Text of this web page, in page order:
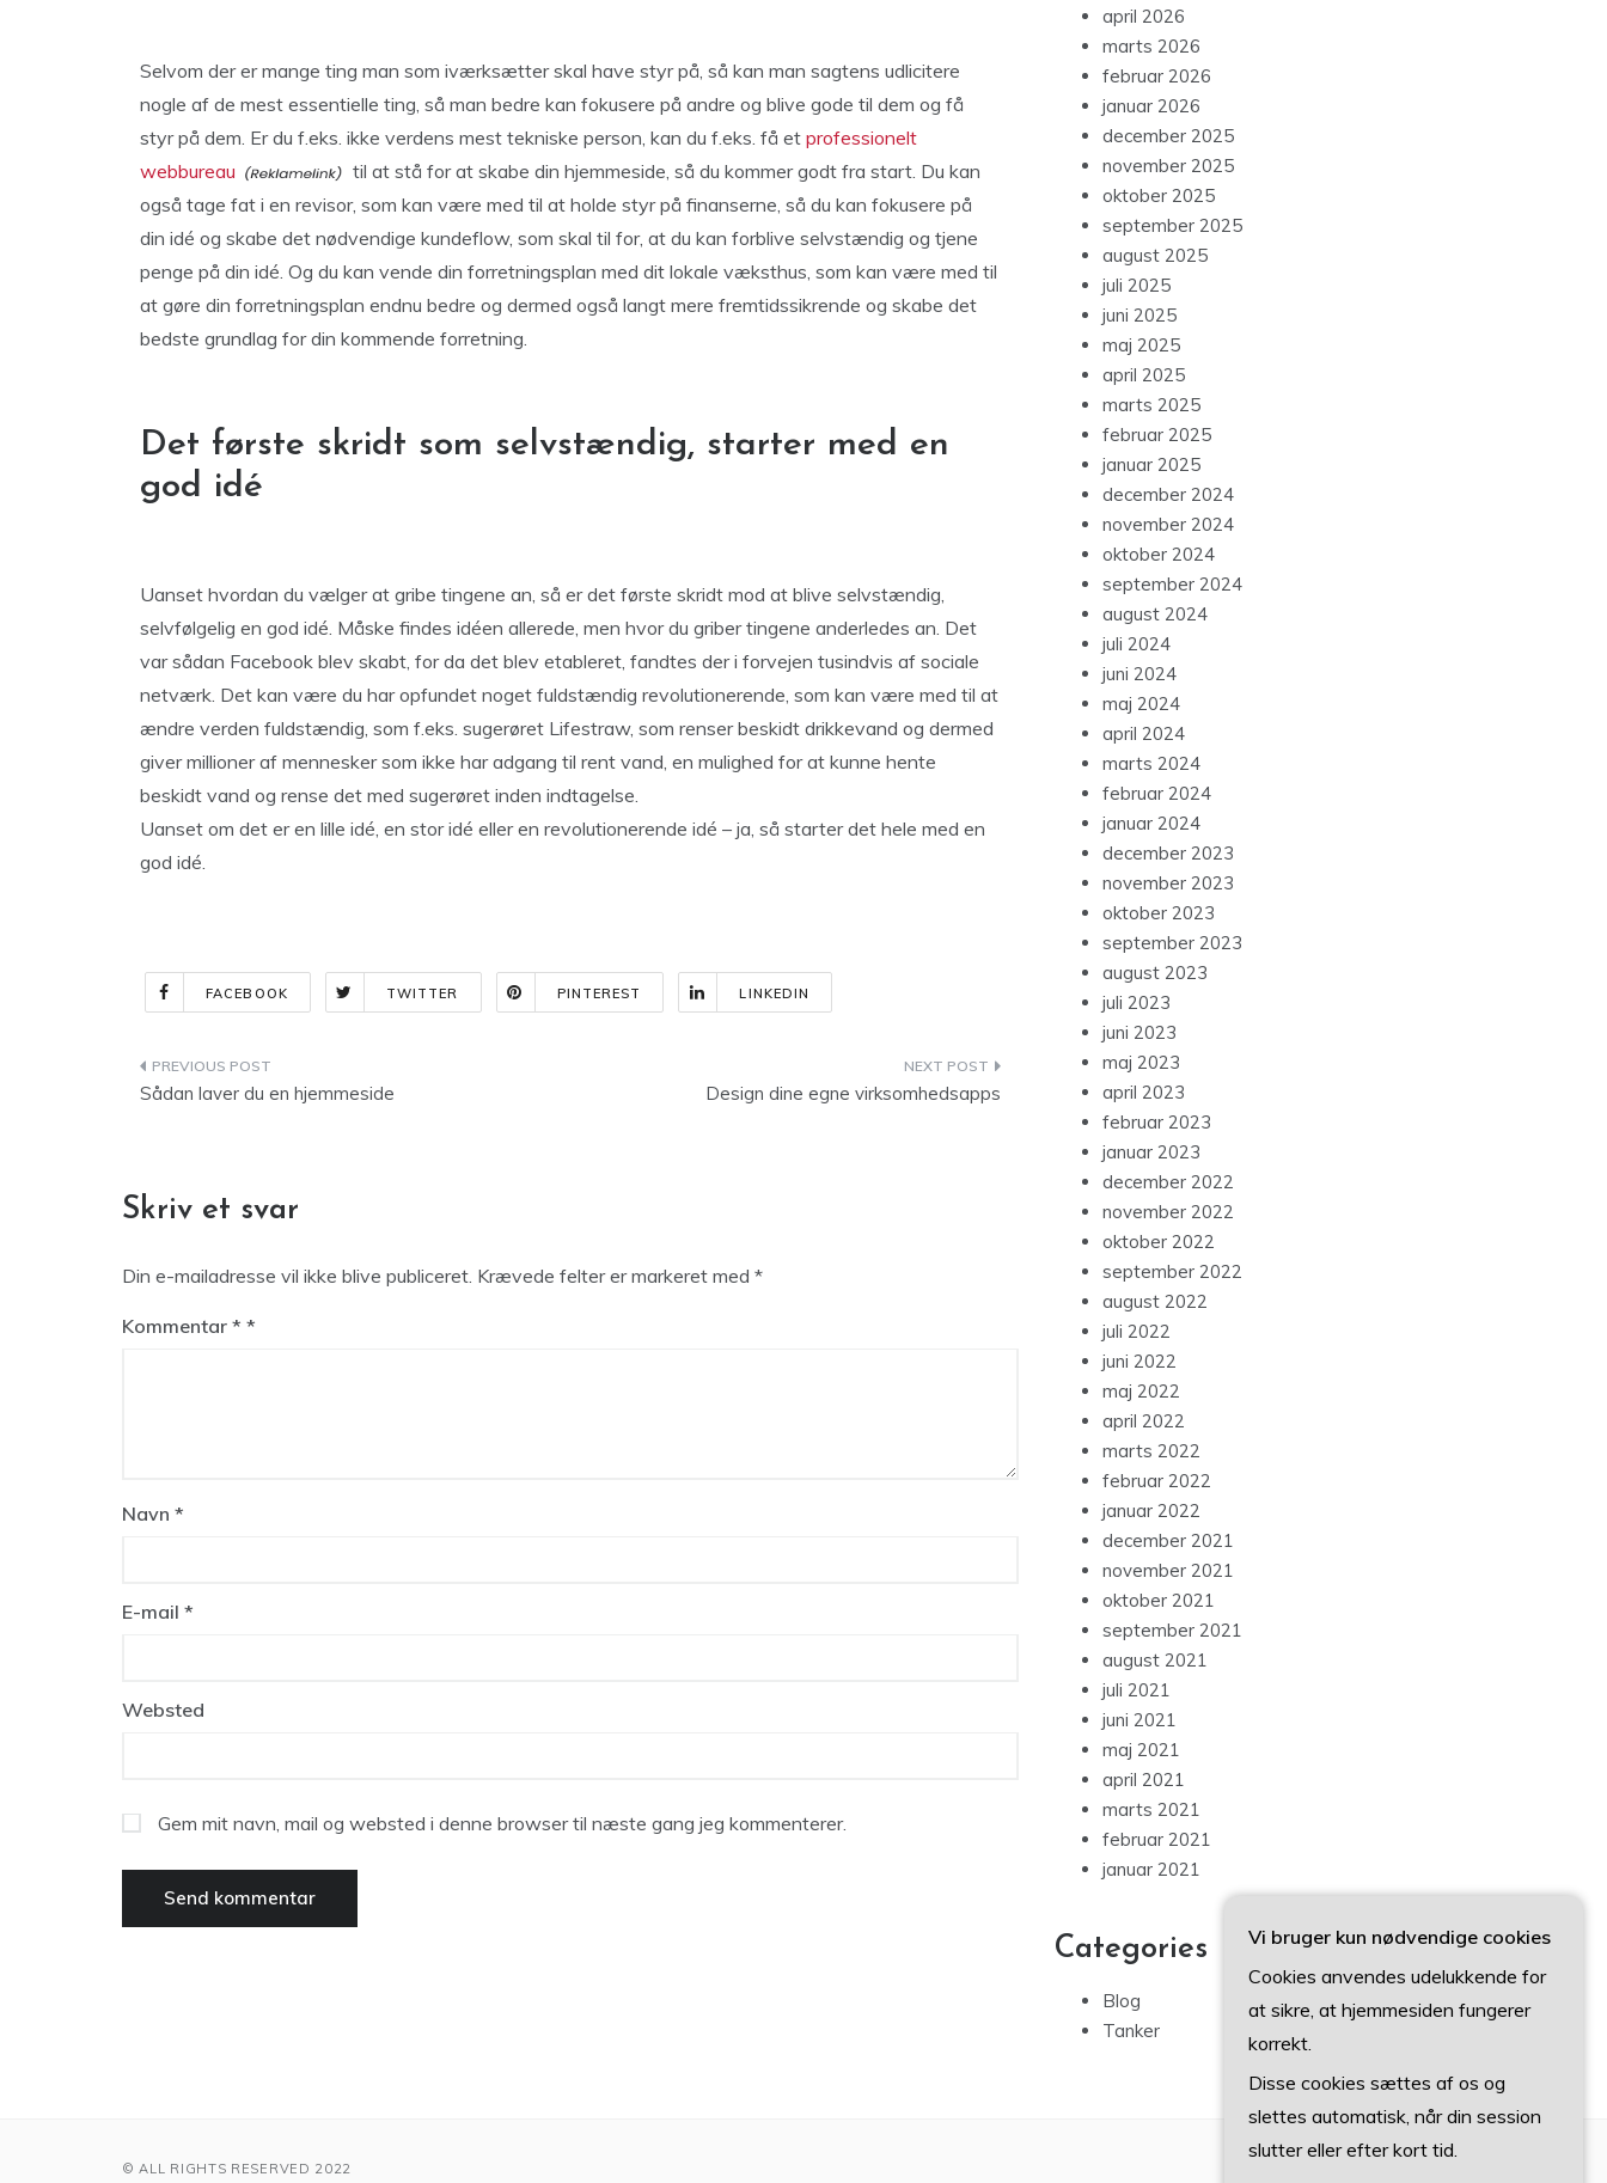
Selvom der er mange ting man som iværksætter skal have styr på, så kan man sagtens udlicitere
nogle af de mest essentielle ting, så man bedre kan fokusere på andre og blive gode til dem og få
styr på dem. Er du f.eks. ikke verdens mest tekniske person, kan du f.eks. få et professionelt
webbureau
til at stå for at skabe din hjemmeside, så du kommer godt fra start. Du kan
også tage fat i en revisor, som kan være med til at holde styr på finanserne, så du kan fokusere på
din idé og skabe det nødvendige kundeflow, som skal til for, at du kan forblive selvstændig og tjene
penge på din idé. Og du kan vende din forretningsplan med dit lokale væksthus, som kan være med til
at gøre din forretningsplan endnu bedre og dermed også langt mere fremtidssikrende og skabe det
bedste grundlag for din kommende forretning.
Det første skridt som selvstændig, starter med en
god idé
Uanset hvordan du vælger at gribe tingene an, så er det første skridt mod at blive selvstændig,
selvfølgelig en god idé. Måske findes idéen allerede, men hvor du griber tingene anderledes an. Det
var sådan Facebook blev skabt, for da det blev etableret, fandtes der i forvejen tusindvis af sociale
netværk. Det kan være du har opfundet noget fuldstændig revolutionerende, som kan være med til at
ændre verden fuldstændig, som f.eks. sugerøret Lifestraw, som renser beskidt drikkevand og dermed
giver millioner af mennesker som ikke har adgang til rent vand, en mulighed for at kunne hente
beskidt vand og rense det med sugerøret inden indtagelse.
Uanset om det er en lille idé, en stor idé eller en revolutionerende idé – ja, så starter det hele med en
god idé.
FACEBOOK TWITTER PINTEREST LINKEDIN
Indlægsnavigation
Sådan laver du en hjemmeside Design dine egne virksomhedsapps
Skriv et svar
Din e-mailadresse vil ikke blive publiceret. Krævede felter er markeret med *
Kommentar *
Navn *
E-mail *
Websted
Gem mit navn, mail og websted i denne browser til næste gang jeg kommenterer.
april 2026
marts 2026
februar 2026
januar 2026
december 2025
november 2025
oktober 2025
september 2025
august 2025
juli 2025
juni 2025
maj 2025
april 2025
marts 2025
februar 2025
januar 2025
december 2024
november 2024
oktober 2024
september 2024
august 2024
juli 2024
juni 2024
maj 2024
april 2024
marts 2024
februar 2024
januar 2024
december 2023
november 2023
oktober 2023
september 2023
august 2023
juli 2023
juni 2023
maj 2023
april 2023
februar 2023
januar 2023
december 2022
november 2022
oktober 2022
september 2022
august 2022
juli 2022
juni 2022
maj 2022
april 2022
marts 2022
februar 2022
januar 2022
december 2021
november 2021
oktober 2021
september 2021
august 2021
juli 2021
juni 2021
maj 2021
april 2021
marts 2021
februar 2021
januar 2021
Categories
Blog
Tanker
© ALL RIGHTS RESERVED 2022
Vi bruger kun nødvendige cookies
Cookies anvendes udelukkende for
at sikre, at hjemmesiden fungerer
korrekt.
Disse cookies sættes af os og
slettes automatisk, når din session
slutter eller efter kort tid.